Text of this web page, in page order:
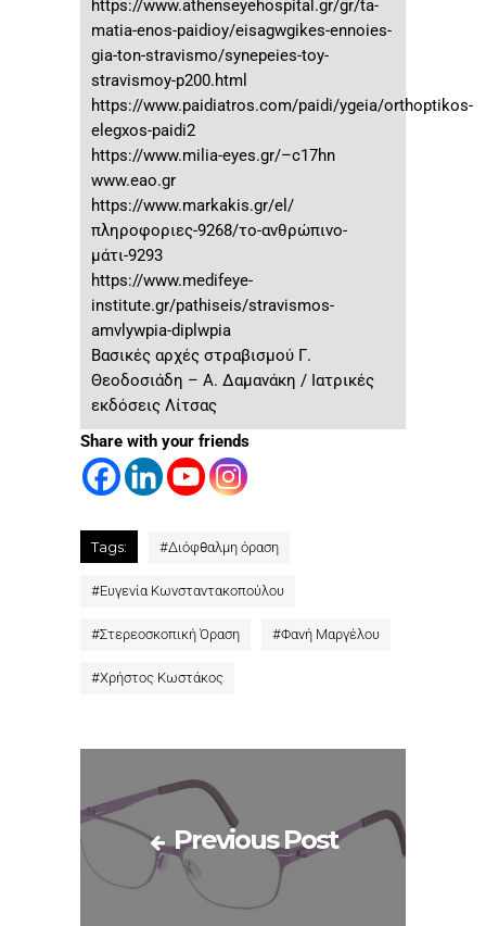
https://www.athenseyehospital.gr/gr/ta-
matia-enos-paidioy/eisagwgikes-ennoies-
gia-ton-stravismo/synepeies-toy-
stravismoy-p200.html
https://www.paidiatros.com/paidi/ygeia/orthoptikos-
elegxos-paidi2
https://www.milia-eyes.gr/–c17hn
www.eao.gr
https://www.markakis.gr/el/
πληροφοριες-9268/το-ανθρώπινο-
μάτι-9293
https://www.medifeye-
institute.gr/pathiseis/stravismos-
amvlywpia-diplwpia
Βασικές αρχές στραβισμού Γ.
Θεοδοσιάδη – Α. Δαμανάκη / Ιατρικές
εκδόσεις Λίτσας
Share with your friends
Tags: #Διόφθαλμη όραση
#Ευγενία Κωνσταντακοπούλου
#Στερεοσκοπική Όραση #Φανή Μαργέλου
#Χρήστος Κωστάκος
Previous Post